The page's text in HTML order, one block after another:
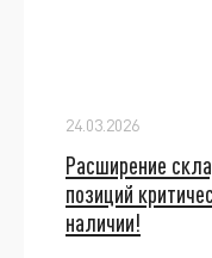
24.03.2026
Расширение
позиций
наличии!